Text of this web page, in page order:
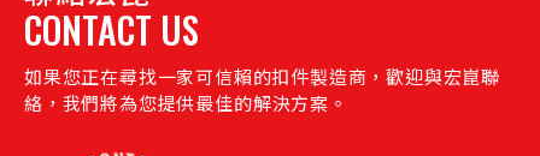
CONTACT US
如果您正在尋找一家可信賴的扣件製造商，歡迎與宏崑聯
絡，我們將為您提供最佳的解決方案。